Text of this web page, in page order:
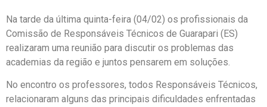
Na tarde da última quinta-feira (04/02) os profissionais da
Comissão de Responsáveis Técnicos de Guarapari (ES)
realizaram uma reunião para discutir os problemas das
academias da região e juntos pensarem em soluções.
No encontro os professores, todos Responsáveis Técnicos,
relacionaram alguns das principais dificuldades enfrentadas